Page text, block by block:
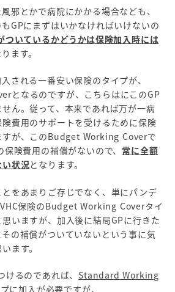
邪とかで病院にかかる場合なども、
GPにまずはいかなければいけないの
ついているかどうかは保険加入時には
ます。
される一番安い保険のタイプが、
となるのですが、こちらはにこのGP
ん。従って、本来であれば万が一病
費用のサポートを受けるために保険
すが、このBudget Working Coverで
険費用の補償がないので、 常に全額
状況となります。
をあまりご存じでなく、単にパンデ
保険のBudget Working Coverタイ
いますが、加入後に結局GPに行きた
の補償がついていないという事に気
ます。
るのであれば、 Standard Working
に加入 が必要ですが、